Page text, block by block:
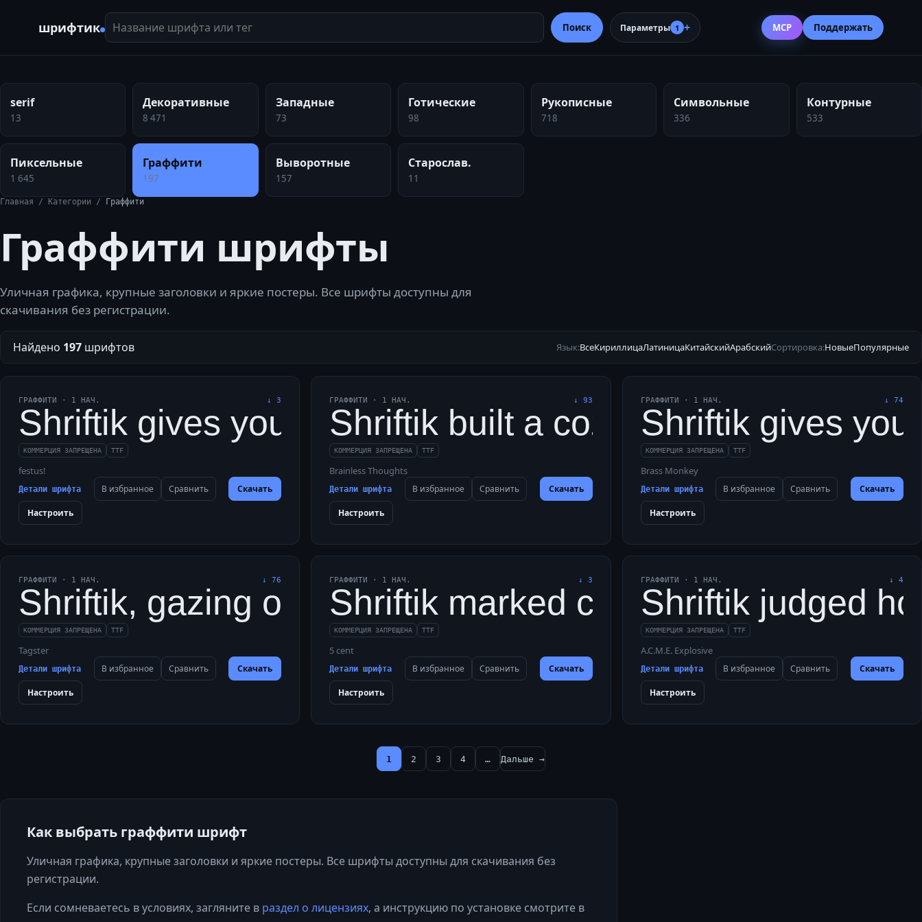
шрифтик Название шрифта или тег
Поиск Параметры 1 MCP Поддержать
serif
13
Декоративные
8 471
Западные
73
Готические
98
Рукописные
718
Символьные
336
Контурные
533
Пиксельные
1 645
Граффити
197
Выворотные
157
Старослав.
11
Главная / Категории / Граффити
Граффити шрифты
Уличная графика, крупные заголовки и яркие постеры. Все шрифты доступны для
скачивания без регистрации.
Найдено 197 шрифтов Язык:ВсеКириллицаЛатиницаКитайскийАрабскийСортировка:НовыеПопулярные
ГРАФФИТИ · 1 НАЧ. ↓3
Shriftik gives you complex, bold, wavy, jazzy font.
КОММЕРЦИЯ ЗАПРЕЩЕНА TTF
festus!
Детали шрифта В избранное Сравнить Скачать
Настроить
ГРАФФИТИ · 1 НАЧ. ↓ 93
Shriftik built a cozy quartz vault for
КОММЕРЦИЯ ЗАПРЕЩЕНА TTF
Brainless Thoughts
Детали шрифта В избранное Сравнить Скачать
Настроить
ГРАФФИТИ · 1 НАЧ. ↓ 74
Shriftik gives
КОММЕРЦИЯ ЗАПРЕЩЕНА TTF
Brass Monkey
Детали шрифта В избранное Сравнить Скачать
Настроить
ГРАФФИТИ · 1 НАЧ. ↓76
Shriftik, gazing oddly, quickly fixed five jumpy web bugs
КОММЕРЦИЯ ЗАПРЕЩЕНА TTF
Tagster
Детали шрифта В избранное Сравнить Скачать
Настроить
ГРАФФИТИ · 1 НАЧ. ↓ 3
Shriftik marked cozy jinxed vaults
КОММЕРЦИЯ ЗАПРЕЩЕНА TTF
5 cent
Детали шрифта В избранное Сравнить Скачать
Настроить
ГРАФФИТИ · 1 НАЧ. ↓ 4
Shriftik judged
КОММЕРЦИЯ ЗАПРЕЩЕНА TTF
A.C.M.E. Explosive
Детали шрифта В избранное Сравнить Скачать
Настроить
1 2 3 4 … Дальше →
Как выбрать граффити шрифт
Уличная графика, крупные заголовки и яркие постеры. Все шрифты доступны для скачивания без
регистрации.
Если сомневаетесь в условиях, загляните в раздел о лицензиях, а инструкцию по установке смотрите в